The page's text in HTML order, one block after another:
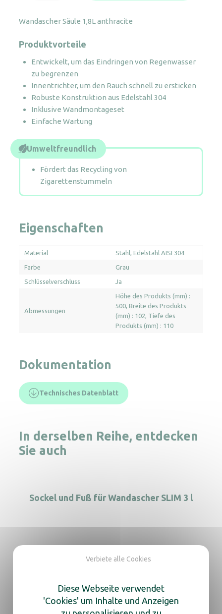
Wandascher Säule 1,8L anthracite
Produktvorteile
Entwickelt, um das Eindringen von Regenwasser
zu begrenzen
Innentrichter, um den Rauch schnell zu ersticken
Robuste Konstruktion aus Edelstahl 304
Inklusive Wandmontageset
Einfache Wartung
Umweltfreundlich
Fördert das Recycling von
Zigarettenstummeln
Eigenschaften
Material Stahl Edelstahl AISI 304
Farbe Grau
Schlüsselverschluss Ja
Abmessungen
Höhe des Produkts (mm) :
500 Breite des Produkts
(mm) : 102 Tiefe des
Produkts (mm) : 110
Dokumentation
Technisches Datenblatt
In derselben Reihe, entdecken
Sie auch
Sockel und Fuß für Wandascher SLIM 3 l
Röhren-WandAschenbecher 1,8 l Edelstahl
Diese Webseite verwendet
'Cookies' um Inhalte und Anzeigen
Verbiete alle Cookies